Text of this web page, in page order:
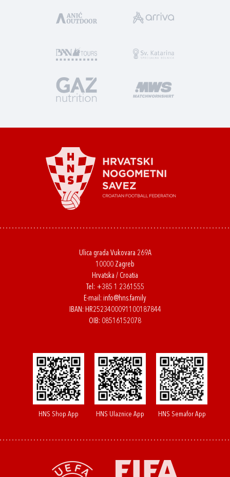
Ulica grada Vukovara 269A
10000 Zagreb
Hrvatska / Croatia
Tel: +385 1 2361555
E-mail: info@hns.family
IBAN: HR2523400091100187844
OIB: 08516152078
HNS Shop App HNS Ulaznice App HNS Semafor App